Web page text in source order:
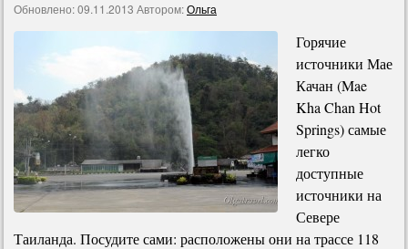
Обновлено:09.11.2013 Автором:Ольга
Горячие
источники Мае
Качан (Mae
Kha Chan Hot
Springs) самые
легко
доступные
источники на
Севере
Таиланда. Посудите сами: расположены они на трассе 118